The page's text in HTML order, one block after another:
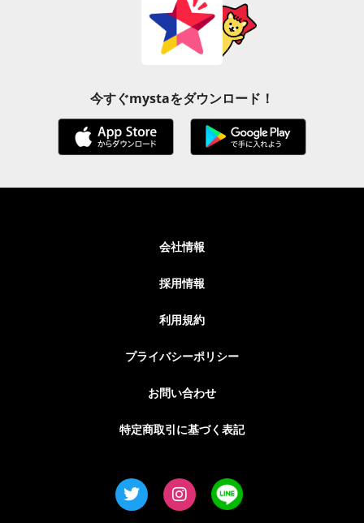
今すぐmystaをダウンロード！
会社情報
採用情報
利用規約
プライバシーポリシー
お問い合わせ
特定商取引に基づく表記